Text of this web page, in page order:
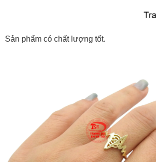
Sản phẩm có chất lượng tốt.